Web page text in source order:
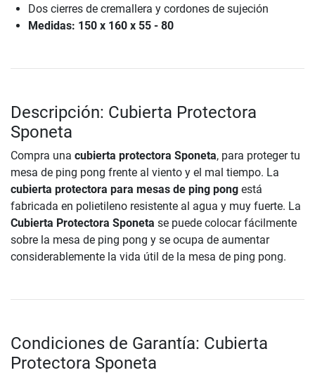
Dos cierres de cremallera y cordones de sujeción
Medidas: 150 x 160 x 55 - 80
Descripción: Cubierta Protectora
Sponeta
Compra una cubierta protectora Sponeta, para proteger tu
mesa de ping pong frente al viento y el mal tiempo. La
cubierta protectora para mesas de ping pong está
fabricada en polietileno resistente al agua y muy fuerte. La
Cubierta Protectora Sponeta se puede colocar fácilmente
sobre la mesa de ping pong y se ocupa de aumentar
considerablemente la vida útil de la mesa de ping pong.
Condiciones de Garantía: Cubierta
Protectora Sponeta